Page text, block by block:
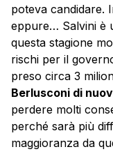
poteva candidare.
eppure… Salvini è
questa stagione
rischi per il
preso circa 3
Berlusconi di
perdere molti
perché sarà più
maggioranza da